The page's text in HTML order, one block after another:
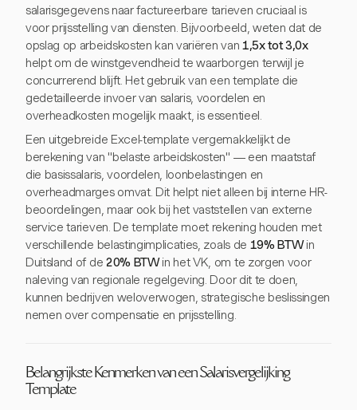
salarisgegevens naar factureerbare tarieven cruciaal is
voor prijsstelling van diensten. Bijvoorbeeld, weten dat de
opslag op arbeidskosten kan variëren van 1,5x tot 3,0x
helpt om de winstgevendheid te waarborgen terwijl je
concurrerend blijft. Het gebruik van een template die
gedetailleerde invoer van salaris, voordelen en
overheadkosten mogelijk maakt, is essentieel.
Een uitgebreide Excel-template vergemakkelijkt de
berekening van "belaste arbeidskosten" — een maatstaf
die basissalaris, voordelen, loonbelastingen en
overheadmarges omvat. Dit helpt niet alleen bij interne HR-
beoordelingen, maar ook bij het vaststellen van externe
service tarieven. De template moet rekening houden met
verschillende belastingimplicaties, zoals de 19% BTWin
Duitsland of de 20% BTWin het VK, om te zorgen voor
naleving van regionale regelgeving. Door dit te doen,
kunnen bedrijven weloverwogen, strategische beslissingen
nemen over compensatie en prijsstelling.
Belangrijkste Kenmerken van een Salarisvergelijking
Template